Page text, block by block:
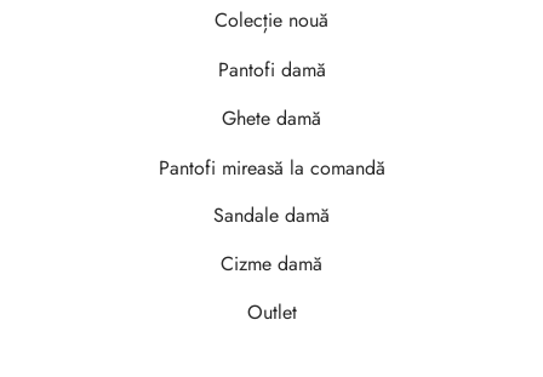
Colecție nouă
Pantofi damă
Ghete damă
Pantofi mireasă la comandă
Sandale damă
Cizme damă
Outlet